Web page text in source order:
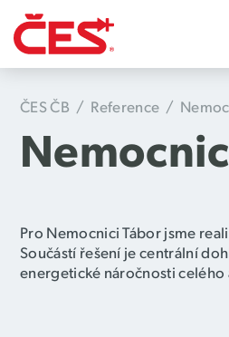
ČES ČB / Reference /
Pro Nemocnici Tábor jsme
Součástí řešení je centrální
energetické náročnosti celého